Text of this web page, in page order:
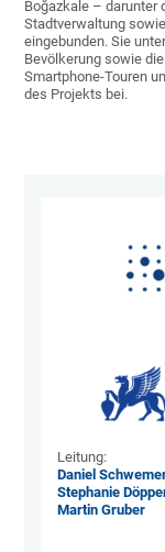
Boğazkale – darunter
Stadtverwaltung
eingebunden. Sie
Bevölkerung sowie
Smartphone-Touren
des Projekts bei.
Leitung:
Daniel
Stephanie
Martin Gruber